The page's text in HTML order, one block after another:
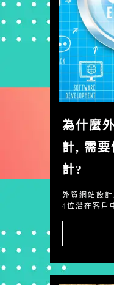
為什麼
計, 需要
計?
外貿網站設
4位潛在客